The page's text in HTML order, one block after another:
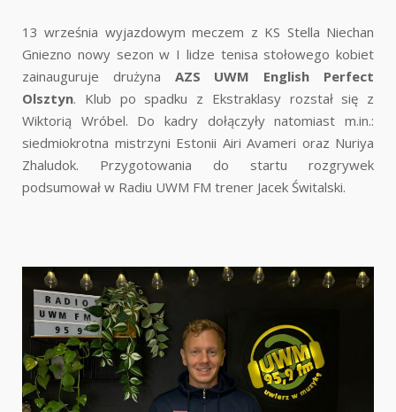
13 września wyjazdowym meczem z KS Stella Niechan
Gniezno nowy sezon w I lidze tenisa stołowego kobiet
zainauguruje drużyna AZS UWM English Perfect
Olsztyn. Klub po spadku z Ekstraklasy rozstał się z
Wiktorią Wróbel. Do kadry dołączyły natomiast m.in.:
siedmiokrotna mistrzyni Estonii Airi Avameri oraz Nuriya
Zhaludok. Przygotowania do startu rozgrywek
podsumował w Radiu UWM FM trener Jacek Świtalski.